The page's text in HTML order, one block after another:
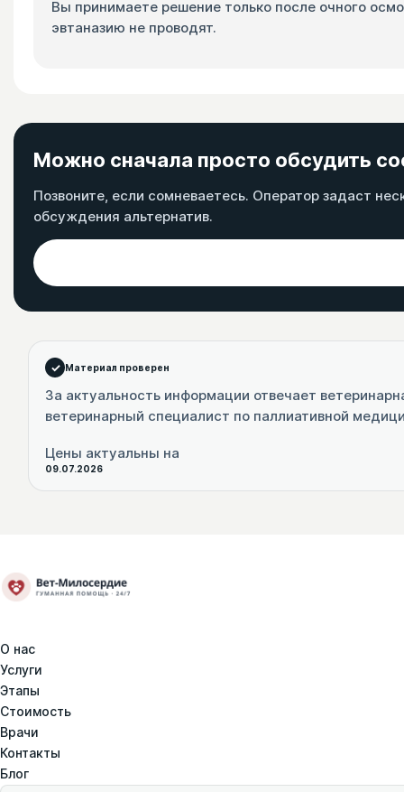
Вы принимаете решение только после очного
эвтаназию не проводят.
Можно сначала просто обсудить
Позвоните, если сомневаетесь. Оператор задаст
обсуждения альтернатив.
Материал проверен
За актуальность информации отвечает
ветеринарный специалист по паллиативной
Цены актуальны на
09.07.2026
О нас
Услуги
Этапы
Стоимость
Врачи
Контакты
Блог